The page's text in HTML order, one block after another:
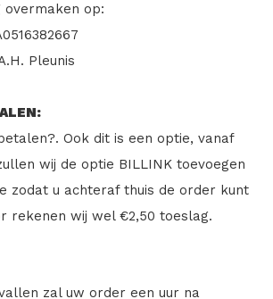
op:
Pleunis
Ook dit is een optie, vanaf
wij de optie BILLINK toevoegen
zodat u achteraf thuis de order kunt
rekenen wij wel €2,50 toeslag.
zal uw order een uur na